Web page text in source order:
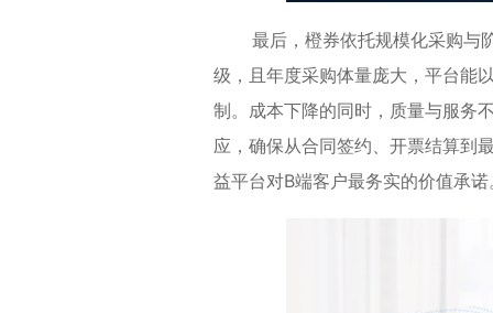
最后，橙券依托规模化采购与阶
级，且年度采购体量庞大，平台能
制。成本下降的同时，质量与服务
应，确保从合同签约、开票结算到
益平台对B端客户最务实的价值承诺